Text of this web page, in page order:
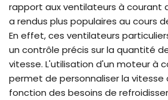
rapport aux ventilateurs à courant
a rendus plus populaires au cours
En effet, ces ventilateurs
un contrôle précis sur la quantité
vitesse. L'utilisation d'un moteur à
permet de personnaliser la vitesse
fonction des besoins de